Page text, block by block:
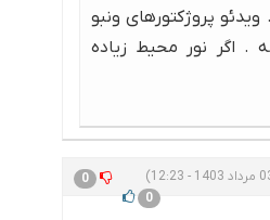
پروژکتورهای ونبو
. اگر نور محیط زیاده
0
0